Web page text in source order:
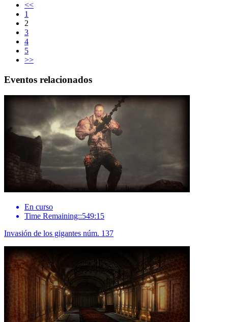
<<
1
2
3
4
5
>>
Eventos relacionados
En curso
Time Remaining::549:15
Invasión de los gigantes núm. 137